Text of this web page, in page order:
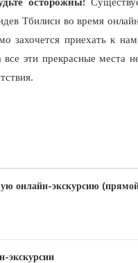
Тбилиси во время
захочется приехать к
все эти прекрасные места
онлайн-экскурсию
экскурсии